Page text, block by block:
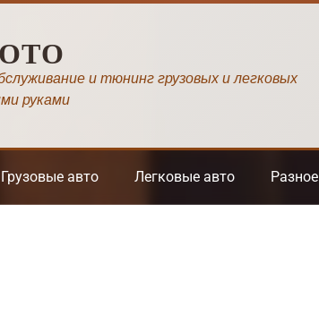
и тюнинг грузовых и легковых
руками
Грузовые авто Легковые авто Разное